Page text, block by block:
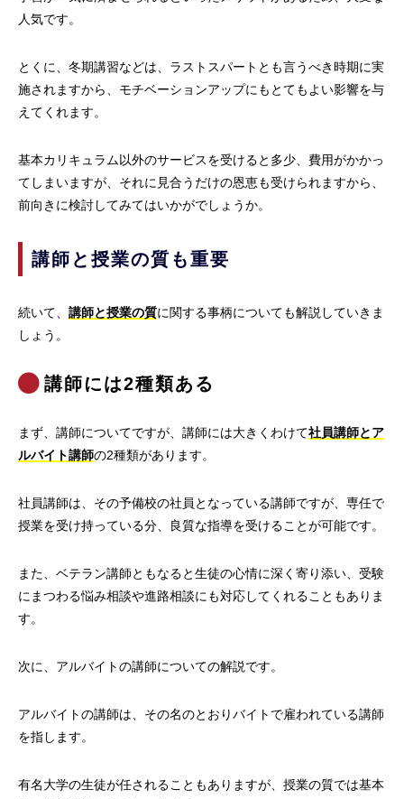
人気です。
とくに、冬期講習などは、ラストスパートとも言うべき時期に実
施されますから、モチベーションアップにもとてもよい影響を与
えてくれます。
基本カリキュラム以外のサービスを受けると多少、費用がかかっ
てしまいますが、それに見合うだけの恩恵も受けられますから、
前向きに検討してみてはいかがでしょうか。
講師と授業の質も重要
続いて、 講師と授業の質に関する事柄についても解説していきま
しょう。
講師には2種類ある
まず、講師についてですが、講師には大きくわけて社員講師とア
ルバイト講師の2種類があります。
社員講師は、その予備校の社員となっている講師ですが、専任で
授業を受け持っている分、良質な指導を受けることが可能です。
また、ベテラン講師ともなると生徒の心情に深く寄り添い、受験
にまつわる悩み相談や進路相談にも対応してくれることもありま
す。
次に、アルバイトの講師についての解説です。
アルバイトの講師は、その名のとおりバイトで雇われている講師
を指します。
有名大学の生徒が任されることもありますが、授業の質では基本